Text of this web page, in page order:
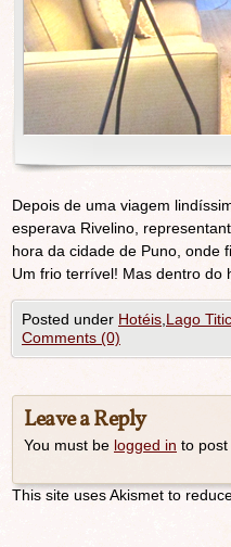
Depois de uma viagem
esperava Rivelino,
hora da cidade de Puno, onde
Um frio terrível! Mas dentro do
Posted under Hotéis Lago
Comments (0)
Leave a Reply
You must be logged in to post
This site uses Akismet to